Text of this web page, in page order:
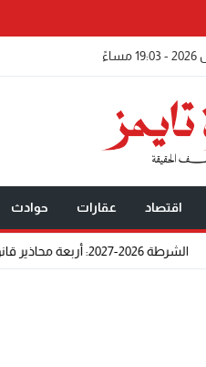
اقتصاد عقارات حوادث